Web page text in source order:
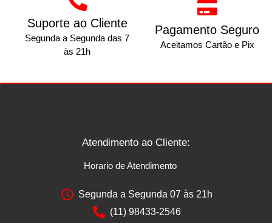
Suporte ao Cliente
Segunda a Segunda das 7
às 21h
Pagamento Seguro
Aceitamos Cartão e Pix
Atendimento ao Cliente:
Horario de Atendimento
Segunda a Segunda 07 às 21h
(11) 98433-2546